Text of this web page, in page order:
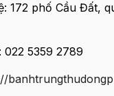
172 phố Cầu Đất,
022 5359 2789